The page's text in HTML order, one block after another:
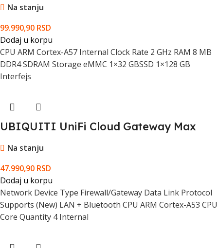
Na stanju
99.990,90 RSD
Dodaj u korpu
CPU ARM Cortex-A57 Internal Clock Rate 2 GHz RAM 8 MB
DDR4 SDRAM Storage eMMC 1×32 GBSSD 1×128 GB
Interfejs
UBIQUITI UniFi Cloud Gateway Max
Na stanju
47.990,90 RSD
Dodaj u korpu
Network Device Type Firewall/Gateway Data Link Protocol
Supports (New) LAN + Bluetooth CPU ARM Cortex-A53 CPU
Core Quantity 4 Internal